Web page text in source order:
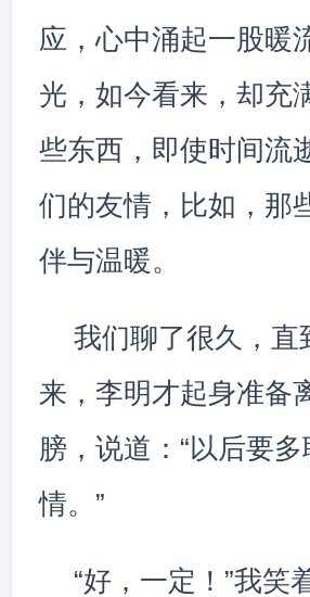
应，心中涌起一股暖
光，如今看来，却充
些东西，即使时间流
们的友情，比如，那
伴与温暖。
我们聊了很久，直
来，李明才起身准备
膀，说道：“以后要
情。”
“好，一定！”我笑